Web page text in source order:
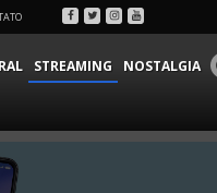
Facebook
Twitter
Instagram
Youtube
STREAMING NOSTALGIA